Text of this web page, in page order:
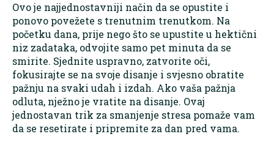
Ovo je najjednostavniji način da se opustite i
ponovo povežete s trenutnim trenutkom. Na
početku dana, prije nego što se upustite u hektični
niz zadataka, odvojite samo pet minuta da se
smirite. Sjednite uspravno, zatvorite oči,
fokusirajte se na svoje disanje i svjesno obratite
pažnju na svaki udah i izdah. Ako vaša pažnja
odluta, nježno je vratite na disanje. Ovaj
jednostavan trik za smanjenje stresa pomaže vam
da se resetirate i pripremite za dan pred vama.